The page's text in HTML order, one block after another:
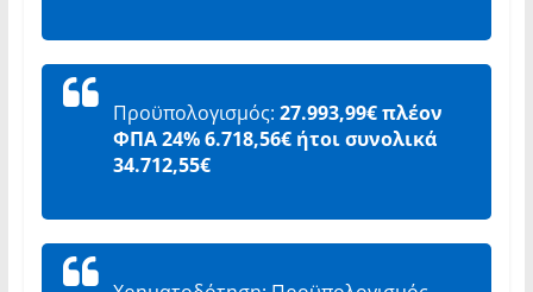
Προϋπολογισμός: 27.993,99€ πλέον
ΦΠΑ 24% 6.718,56€ ήτοι συνολικά
34.712,55€